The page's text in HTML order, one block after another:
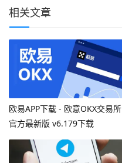
相关文章
欧易APP下载 - 欧意OKX交易所
官方最新版 v6.179下载